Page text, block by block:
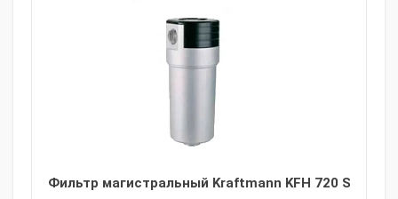
Фильтр магистральный Kraftmann KFH 720 S